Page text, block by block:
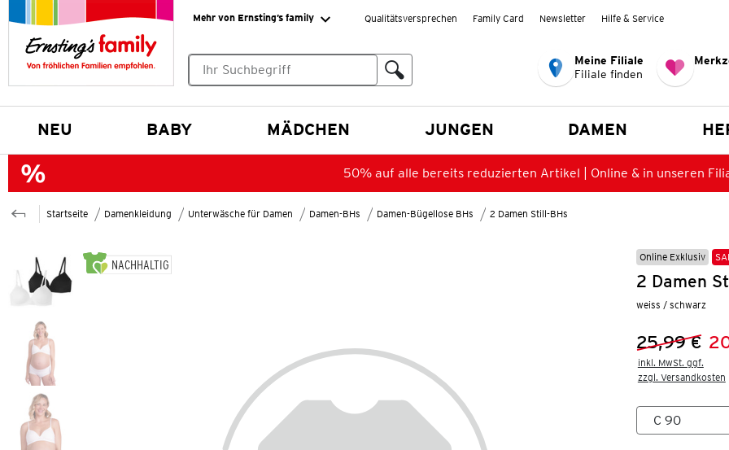
Mehr von Ernsting’s family Qualitätsversprechen Family Card Newsletter Hilfe & Service
Meine Filiale
Filiale finden
NEU BABY MÄDCHEN JUNGEN DAMEN
50% auf alle bereits reduzierten Artikel | Online & in unseren
Startseite Damenkleidung Unterwäsche für Damen Damen-BHs Damen-Bügellose BHs 2 Damen Still-BHs
NACHHALTIG
Online Exklusiv
2 Damen
weiss / schwarz
Vorheriger
25,99 €
Neuer
inkl. MwSt. ggf.
zzgl. Versandkosten